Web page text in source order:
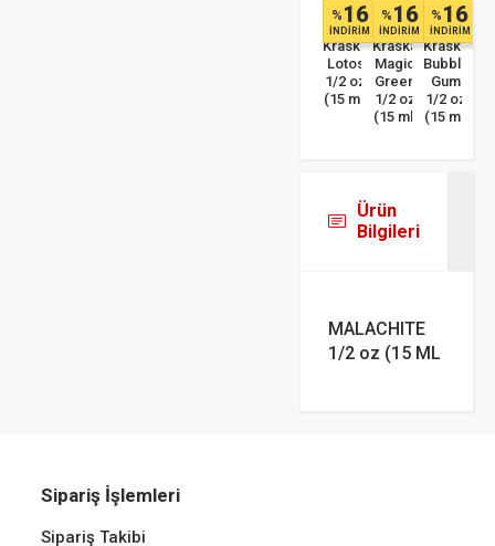
% 16
İNDİRİM
Kraska
Lotos
1/2 oz
(15 ml)
% 16
İNDİRİM
Kraska
Magic
Green
1/2 oz
(15 ml)
% 16
İNDİRİM
Kraska
Bubble
Gum
1/2 oz
(15 ml)
Ürün
Bilgileri
MALACHITE
1/2 oz (15 ML
Sipariş İşlemleri
Sipariş Takibi